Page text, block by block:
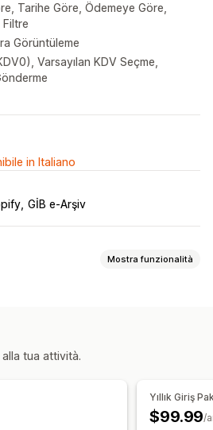
Tarihe Göre, Ödemeye Göre,
Filtre
Görüntüleme
Varsayılan KDV Seçme,
in Italiano
GİB e-Arşiv
Mostra funzionalità
tua attività.
Yıllık Giriş
$99.99/